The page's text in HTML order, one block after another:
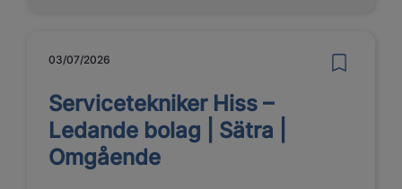
03/07/2026
Servicetekniker Hiss –
Ledande bolag | Sätra |
Omgående